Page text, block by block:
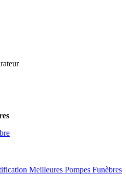
Meilleures Pompes Funèbres